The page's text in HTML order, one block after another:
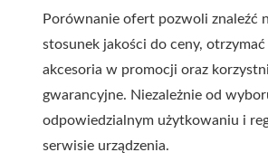
Porównanie ofert pozwoli znaleźć
stosunek jakości do ceny,
akcesoria w promocji oraz
gwarancyjne. Niezależnie od
odpowiedzialnym użytkowaniu i
serwisie urządzenia.